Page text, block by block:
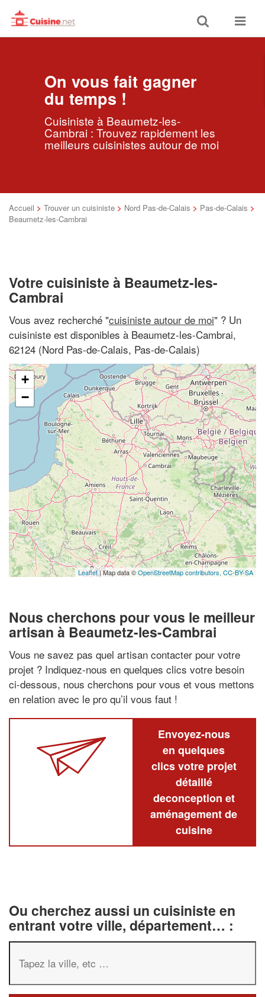
Toggle
search
Toggle
On vous fait gagner
du temps !
Cuisiniste à Beaumetz-les-
Cambrai : Trouvez rapidement les
meilleurs cuisinistes autour de moi
Accueil > Trouver un cuisiniste > Nord Pas-de-Calais > Pas-de-Calais >
Beaumetz-les-Cambrai
Votre cuisiniste à Beaumetz-les-
Cambrai
Vous avez recherché "cuisiniste autour de moi" ? Un
cuisiniste est disponibles à Beaumetz-les-Cambrai,
62124 (Nord Pas-de-Calais, Pas-de-Calais)
+
−
Leaflet| Map data ©OpenStreetMap contributors, CC-BY-SA
Nous cherchons pour vous le meilleur
artisan à Beaumetz-les-Cambrai
Vous ne savez pas quel artisan contacter pour votre
projet ? Indiquez-nous en quelques clics votre besoin
ci-dessous, nous cherchons pour vous et vous mettons
en relation avec le pro qu’il vous faut !
Envoyez-nous
en quelques
clics votre projet
détaillé
deconception et
aménagement de
cuisine
Ou cherchez aussi un cuisiniste en
entrant votre ville, département… :